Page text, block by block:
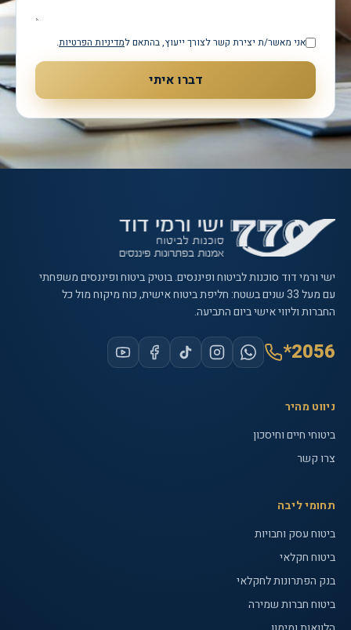
אני מאשר/ת יצירת קשר לצורך ייעוץ, בהתאם למדיניות הפרטיות.
דברו איתי
ישי ורמי דוד סוכנות לביטוח ופיננסים. בוטיק ביטוח ופיננסים משפחתי
עםמעל 33 שנים
בשטח: חליפת ביטוח אישית, כוח מיקוח מול כל
החברות וליווי אישי ביום התביעה.
*2056
ניווט מהיר
ביטוחי חיים וחיסכון
צרו קשר
תחומי ליבה
ביטוח עסק וחבויות
ביטוח חקלאי
בנק הפתרונות לחקלאי
ביטוח חברות שמירה